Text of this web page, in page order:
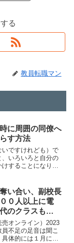
る
教員転職マン
に周囲の同僚へ
す方法
ですけれども）で
いろいろと自分の
することになりま
けばいいのかし
ちへうつ...
い合い、副校長
０人以上に電
のクラスも
記事）
オンライン）2023
不足の足音は聞こ
体的には１月に担